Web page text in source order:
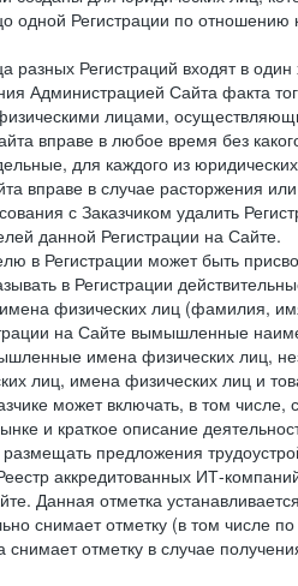
одной Регистрации по отношению
Регистраций входят в
Администрацией Сайта факта
лицами,
вправе в любое время без
для каждого из
вправе в случае расторжения
с Заказчиком удалить
данной Регистрации на Сайте.
в Регистрации может быть
в Регистрации
физических лиц (фамилия,
на Сайте вымышленные
имена физических лиц,
лиц, имена физических лиц и
может включать, в том
и краткое описание
предложения
аккредитованных ИТ-
Данная отметка
снимает отметку (в том числе
отметку в случае